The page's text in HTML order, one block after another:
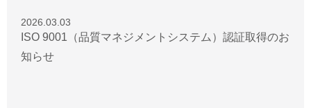
2026.03.03
ISO 9001（品質マネジメントシステム）認証取得のお
知らせ